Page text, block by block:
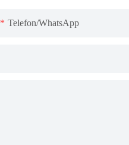
Telefon/WhatsApp